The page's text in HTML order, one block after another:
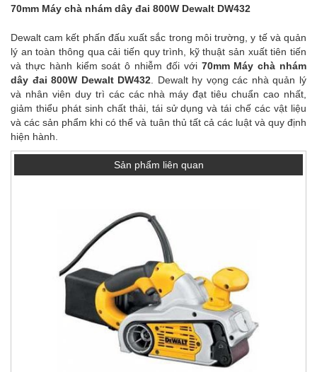
70mm Máy chà nhám dây đai 800W Dewalt DW432
Dewalt cam kết phấn đấu xuất sắc trong môi trường, y tế và quản
lý an toàn thông qua cải tiến quy trình, kỹ thuật sản xuất tiên tiến
và thực hành kiểm soát ô nhiễm đối với 70mm Máy chà nhám
dây đai 800W Dewalt DW432 . Dewalt hy vọng các nhà quản lý
và nhân viên duy trì các các nhà máy đạt tiêu chuẩn cao nhất,
giảm thiểu phát sinh chất thải, tái sử dụng và tái chế các vật liệu
và các sản phẩm khi có thể và tuân thủ tất cả các luật và quy định
hiện hành.
Sản phẩm liên quan